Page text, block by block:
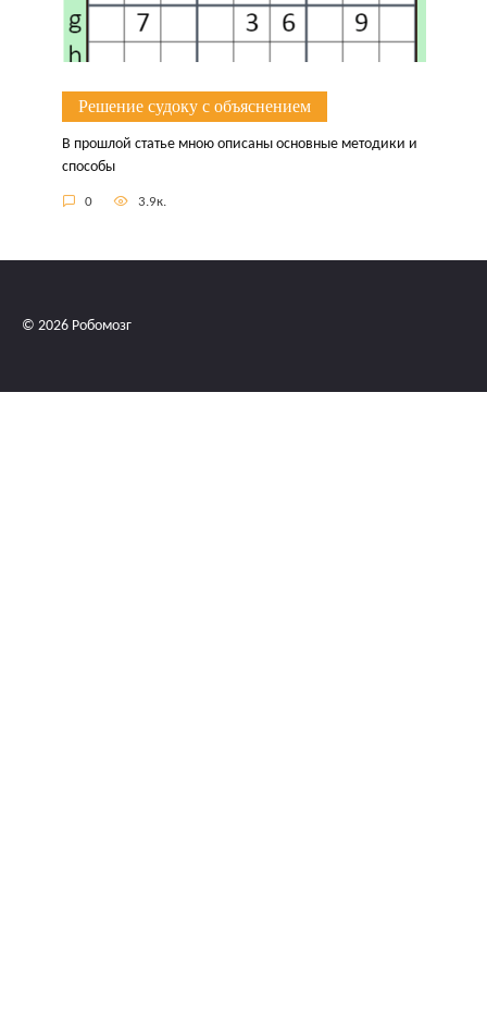
Решение судоку с объяснением
В прошлой статье мною описаны основные методики и
способы
0 3.9к.
© 2026 Робомозг